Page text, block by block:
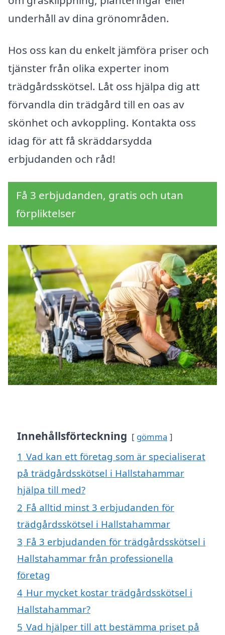
underhåll av dina grönområden.
Hos oss kan du enkelt jämföra priser och
tjänster från olika experter inom
trädgårdsskötsel. Låt oss hjälpa dig att
förvandla din trädgård till en oas av
skönhet och avkoppling. Kontakta oss
idag för att få skräddarsydda
erbjudanden och råd!
Få 3 erbjudanden, gratis och utan
förpliktelser
Innehållsförteckning gömma
1 Vad kan ett företag som är specialiserat
på trädgårdsskötsel i Hallstahammar
hjälpa till med?
2 Få alltid minst 3 erbjudanden för
trädgårdsskötsel i Hallstahammar
3 Få 3 erbjudanden för trädgårdsskötsel i
Hallstahammar från professionella
företag
4 Hur mycket kostar trädgårdsskötsel i
Hallstahammar?
5 Vad hjälper till att bestämma priset på